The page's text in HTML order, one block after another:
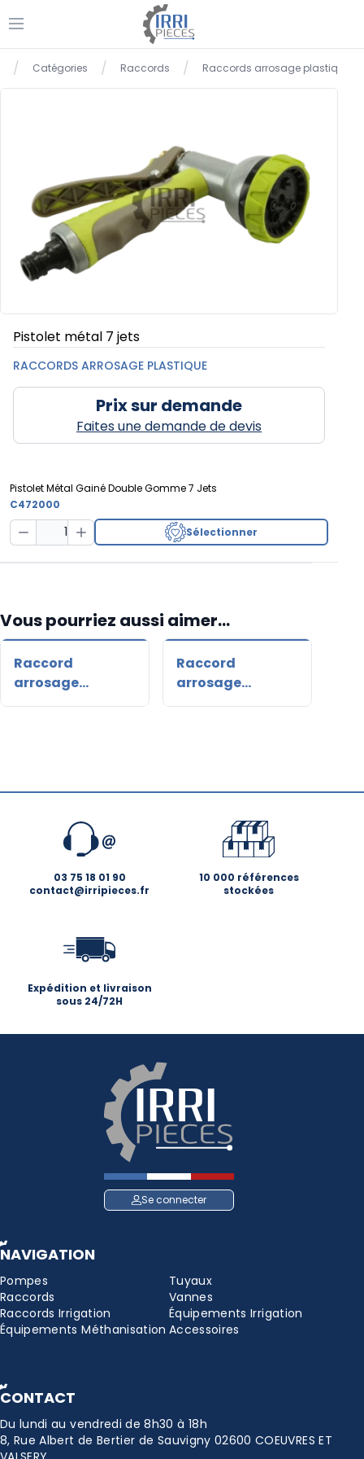
Ouvrir le menu
Accueil
/ Catégories / Raccords / Raccords arrosage plastique
Pistolet métal 7 jets
RACCORDS ARROSAGE PLASTIQUE
Prix sur demande
Faites une demande de devis
Pistolet Métal Gainé Double Gomme 7 Jets
C472000
Decrease QuantityIncrease QuantitySélectionner
Vous pourriez aussi aimer...
Raccord
arrosage
automatique
Raccord
arrosage
automatique
03 75 18 01 90
contact@irripieces.fr
10 000 références
stockées
Expédition et livraison
sous 24/72H
Se connecter
NAVIGATION
Pompes
Tuyaux
Raccords
Vannes
Raccords Irrigation
Équipements Irrigation
Équipements Méthanisation Accessoires
CONTACT
Du lundi au vendredi de 8h30 à 18h
8, Rue Albert de Bertier de Sauvigny 02600 COEUVRES ET